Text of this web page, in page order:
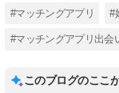
#マッチングアプリ #
#マッチングアプリ出会
このブログのここ